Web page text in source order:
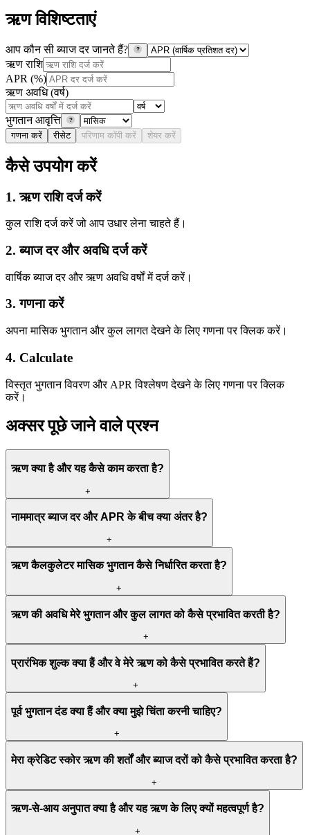
ऋण विशिष्टताएं
आप कौन सी ब्याज दर जानते हैं? ?
ऋण राशि
APR (%)
ऋण अवधि (वर्ष)
भुगतान आवृत्ति ?
गणना करें रीसेट परिणाम कॉपी करें शेयर करें
कैसे उपयोग करें
1. ऋण राशि दर्ज करें
कुल राशि दर्ज करें जो आप उधार लेना चाहते हैं।
2. ब्याज दर और अवधि दर्ज करें
वार्षिक ब्याज दर और ऋण अवधि वर्षों में दर्ज करें।
3. गणना करें
अपना मासिक भुगतान और कुल लागत देखने के लिए गणना पर क्लिक करें।
4. Calculate
विस्तृत भुगतान विवरण और APR विश्लेषण देखने के लिए गणना पर क्लिक
करें।
अक्सर पूछे जाने वाले प्रश्न
ऋण क्या है और यह कैसे काम करता है?
+
नाममात्र ब्याज दर और APR के बीच क्या अंतर है?
+
ऋण कैलकुलेटर मासिक भुगतान कैसे निर्धारित करता है?
+
ऋण की अवधि मेरे भुगतान और कुल लागत को कैसे प्रभावित करती है?
+
प्रारंभिक शुल्क क्या हैं और वे मेरे ऋण को कैसे प्रभावित करते हैं?
+
पूर्व भुगतान दंड क्या हैं और क्या मुझे चिंता करनी चाहिए?
+
मेरा क्रेडिट स्कोर ऋण की शर्तों और ब्याज दरों को कैसे प्रभावित करता है?
+
ऋण-से-आय अनुपात क्या है और यह ऋण के लिए क्यों महत्वपूर्ण है?
+